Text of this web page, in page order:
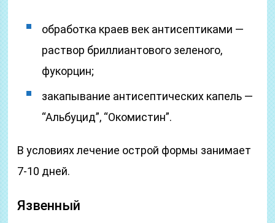
обработка краев век антисептиками —
раствор бриллиантового зеленого,
фукорцин;
закапывание антисептических капель —
“Альбуцид”, “Окомистин”.
В условиях лечение острой формы занимает
7-10 дней.
Язвенный